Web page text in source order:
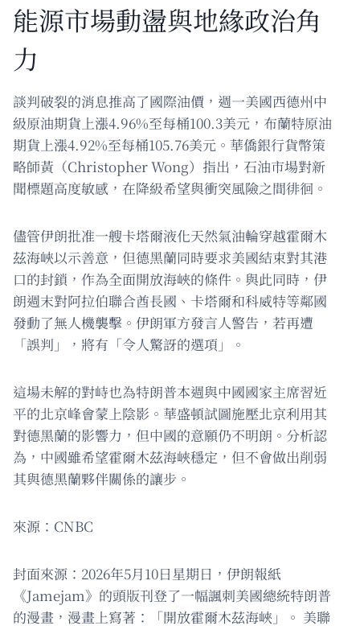
能源市場動盪與地緣政治角
力
談判破裂的消息推高了國際油價，週一美國西德州中
級原油期貨上漲4.96%至每桶100.3美元，布蘭特原油
期貨上漲4.92%至每桶105.76美元。華僑銀行貨幣策
略師黃（Christopher Wong）指出，石油市場對新
聞標題高度敏感，在降級希望與衝突風險之間徘徊。
儘管伊朗批准一艘卡塔爾液化天然氣油輪穿越霍爾木
茲海峽以示善意，但德黑蘭同時要求美國結束對其港
口的封鎖，作為全面開放海峽的條件。與此同時，伊
朗週末對阿拉伯聯合酋長國、卡塔爾和科威特等鄰國
發動了無人機襲擊。伊朗軍方發言人警告，若再遭
「誤判」，將有「令人驚訝的選項」。
這場未解的對峙也為特朗普本週與中國國家主席習近
平的北京峰會蒙上陰影。華盛頓試圖施壓北京利用其
對德黑蘭的影響力，但中國的意願仍不明朗。分析認
為，中國雖希望霍爾木茲海峽穩定，但不會做出削弱
其與德黑蘭夥伴關係的讓步。
來源：CNBC
封面來源：2026年5月10日星期日，伊朗報紙
《Jamejam》的頭版刊登了一幅諷刺美國總統特朗普
的漫畫，漫畫上寫著：「開放霍爾木茲海峽」。 美聯